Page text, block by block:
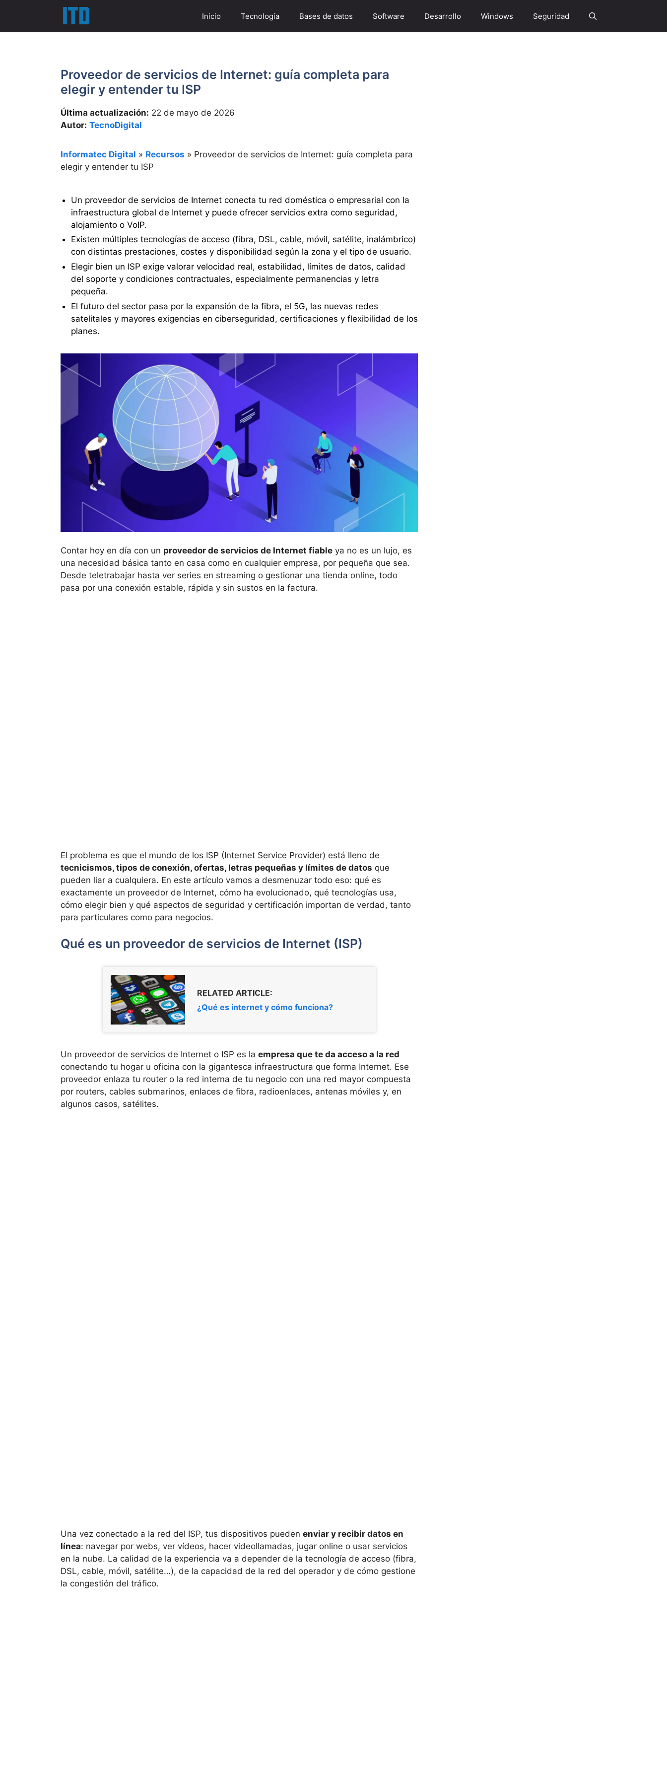
contenido
Inicio Tecnología Bases de datos Software Desarrollo Windows Seguridad
Proveedor de servicios de Internet: guía completa para
elegir y entender tu ISP
Última actualización: 22 de mayo de 2026
Autor: TecnoDigital
Informatec Digital » Recursos » Proveedor de servicios de Internet: guía completa para
elegir y entender tu ISP
Un proveedor de servicios de Internet conecta tu red doméstica o empresarial con la
infraestructura global de Internet y puede ofrecer servicios extra como seguridad,
alojamiento o VoIP.
Existen múltiples tecnologías de acceso (fibra, DSL, cable, móvil, satélite, inalámbrico)
con distintas prestaciones, costes y disponibilidad según la zona y el tipo de usuario.
Elegir bien un ISP exige valorar velocidad real, estabilidad, límites de datos, calidad
del soporte y condiciones contractuales, especialmente permanencias y letra
pequeña.
El futuro del sector pasa por la expansión de la fibra, el 5G, las nuevas redes
satelitales y mayores exigencias en ciberseguridad, certificaciones y flexibilidad de los
planes.
Contar hoy en día con un proveedor de servicios de Internet fiable ya no es un lujo, es
una necesidad básica tanto en casa como en cualquier empresa, por pequeña que sea.
Desde teletrabajar hasta ver series en streaming o gestionar una tienda online, todo
pasa por una conexión estable, rápida y sin sustos en la factura.
El problema es que el mundo de los ISP (Internet Service Provider) está lleno de
tecnicismos, tipos de conexión, ofertas, letras pequeñas y límites de datos que
pueden liar a cualquiera. En este artículo vamos a desmenuzar todo eso: qué es
exactamente un proveedor de Internet, cómo ha evolucionado, qué tecnologías usa,
cómo elegir bien y qué aspectos de seguridad y certificación importan de verdad, tanto
para particulares como para negocios.
Qué es un proveedor de servicios de Internet (ISP)
RELATED ARTICLE:
¿Qué es internet y cómo funciona?
Un proveedor de servicios de Internet o ISP es la empresa que te da acceso a la red
conectando tu hogar u oficina con la gigantesca infraestructura que forma Internet. Ese
proveedor enlaza tu router o la red interna de tu negocio con una red mayor compuesta
por routers, cables submarinos, enlaces de fibra, radioenlaces, antenas móviles y, en
algunos casos, satélites.
Una vez conectado a la red del ISP, tus dispositivos pueden enviar y recibir datos en
línea: navegar por webs, ver vídeos, hacer videollamadas, jugar online o usar servicios
en la nube. La calidad de la experiencia va a depender de la tecnología de acceso (fibra,
DSL, cable, móvil, satélite…), de la capacidad de la red del operador y de cómo gestione
la congestión del tráfico.